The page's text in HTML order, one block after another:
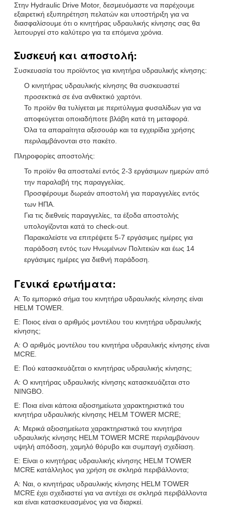
Στην Hydraulic Drive Motor, δεσμευόμαστε να παρέχουμε
εξαιρετική εξυπηρέτηση πελατών και υποστήριξη για να
διασφαλίσουμε ότι ο κινητήρας υδραυλικής κίνησης σας θα
λειτουργεί στο καλύτερο για τα επόμενα χρόνια.
Συσκευή και αποστολή:
Συσκευασία του προϊόντος για κινητήρα υδραυλικής κίνησης:
Ο κινητήρας υδραυλικής κίνησης θα συσκευαστεί
προσεκτικά σε ένα ανθεκτικό χαρτόνι.
Το προϊόν θα τυλίγεται με περιτύλιγμα φυσαλίδων για να
αποφεύγεται οποιαδήποτε βλάβη κατά τη μεταφορά.
Όλα τα απαραίτητα αξεσουάρ και τα εγχειρίδια χρήσης
περιλαμβάνονται στο πακέτο.
Πληροφορίες αποστολής:
Το προϊόν θα αποσταλεί εντός 2-3 εργάσιμων ημερών από
την παραλαβή της παραγγελίας.
Προσφέρουμε δωρεάν αποστολή για παραγγελίες εντός
των ΗΠΑ.
Για τις διεθνείς παραγγελίες, τα έξοδα αποστολής
υπολογίζονται κατά το check-out.
Παρακαλείστε να επιτρέψετε 5-7 εργάσιμες ημέρες για
παράδοση εντός των Ηνωμένων Πολιτειών και έως 14
εργάσιμες ημέρες για διεθνή παράδοση.
Γενικά ερωτήματα:
Α: Το εμπορικό σήμα του κινητήρα υδραυλικής κίνησης είναι
HELM TOWER.
Ε: Ποιος είναι ο αριθμός μοντέλου του κινητήρα υδραυλικής
κίνησης;
Α: Ο αριθμός μοντέλου του κινητήρα υδραυλικής κίνησης είναι
MCRE.
Ε: Πού κατασκευάζεται ο κινητήρας υδραυλικής κίνησης;
Α: Ο κινητήρας υδραυλικής κίνησης κατασκευάζεται στο
NINGBO.
Ε: Ποια είναι κάποια αξιοσημείωτα χαρακτηριστικά του
κινητήρα υδραυλικής κίνησης HELM TOWER MCRE;
Α: Μερικά αξιοσημείωτα χαρακτηριστικά του κινητήρα
υδραυλικής κίνησης HELM TOWER MCRE περιλαμβάνουν
υψηλή απόδοση, χαμηλό θόρυβο και συμπαγή σχεδίαση.
Ε: Είναι ο κινητήρας υδραυλικής κίνησης HELM TOWER
MCRE κατάλληλος για χρήση σε σκληρά περιβάλλοντα;
Α: Ναι, ο κινητήρας υδραυλικής κίνησης HELM TOWER
MCRE έχει σχεδιαστεί για να αντέχει σε σκληρά περιβάλλοντα
και είναι κατασκευασμένος για να διαρκεί.